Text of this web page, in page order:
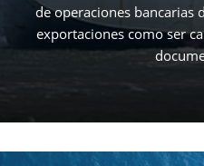
de operaciones bancarias
exportaciones como ser